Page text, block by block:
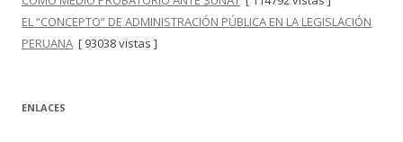
EL “CONCEPTO” DE ADMINISTRACIÓN PÚBLICA EN LA LEGISLACIÓN
PERUANA [ 93038 vistas ]
ENLACES